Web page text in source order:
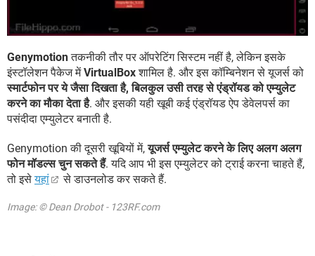
Genymotionतकनीकी तौर पर ऑपरेटिंग सिस्टम नहीं है, लेकिन इसके
इंस्टॉलेशन पैकेज मेंVirtualBoxशामिल है. और इस कॉम्बिनेशन से यूजर्स को
स्मार्टफोन पर ये जैसा दिखता है, बिलकुल उसी तरह से एंड्रॉयड को एम्युलेट
करने का मौका देता है. और इसकी यही खूबी कई एंड्रॉयड ऐप डेवेलपर्स का
पसंदीदा एम्युलेटर बनाती है.
Genymotion की दूसरी खूबियों में,यूजर्स एम्युलेट करने के लिए अलग अलग
फोन मॉडल्स चुन सकते हैं. यदि आप भी इस एम्युलेटर को ट्राई करना चाहते हैं,
तो इसेयहां से डाउनलोड कर सकते हैं.
Image: © Dean Drobot - 123RF.com